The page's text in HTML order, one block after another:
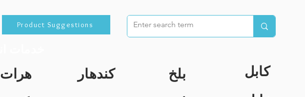
Product Suggestions
هرات کندهار بلخ
کابل